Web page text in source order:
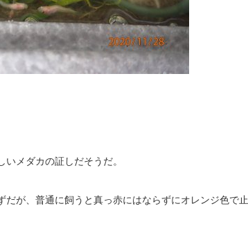
メダカの証しだそうだ。
が、普通に飼うと真っ赤にはならずにオレンジ色で止